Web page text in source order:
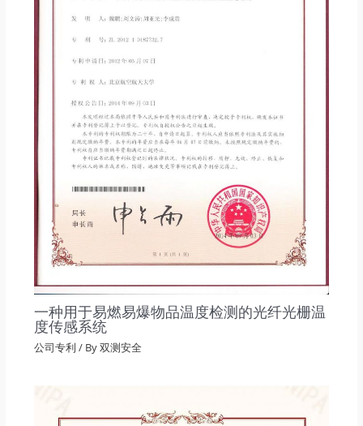
一种用于易燃易爆物品温度检测的光纤光栅温
度传感系统
公司专利 / By双测安全